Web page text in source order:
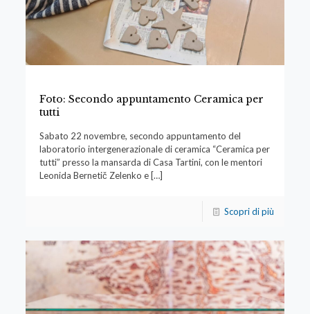
Foto: Secondo appuntamento Ceramica per
tutti
Sabato 22 novembre, secondo appuntamento del
laboratorio intergenerazionale di ceramica “Ceramica per
tutti” presso la mansarda di Casa Tartini, con le mentori
Leonida Bernetič Zelenko e[…]
Scopri di più